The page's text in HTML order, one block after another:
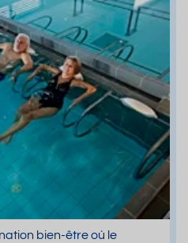
bien-être où le